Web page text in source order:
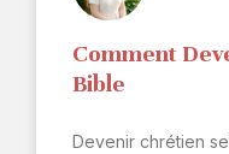
Comment
Bible
Devenir chrétien